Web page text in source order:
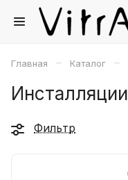
Главная – Каталог –
Инсталляции
Фильтр